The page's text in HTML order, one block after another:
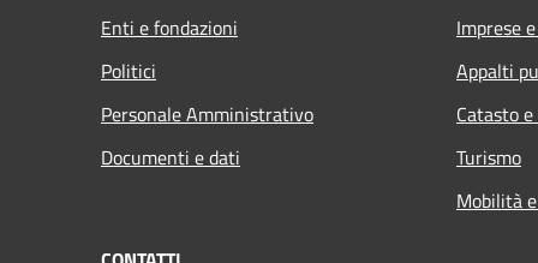
Enti e fondazioni
Politici
Personale Amministrativo
Documenti e dati
Imprese
Appalti
Catasto
Turismo
Mobilità